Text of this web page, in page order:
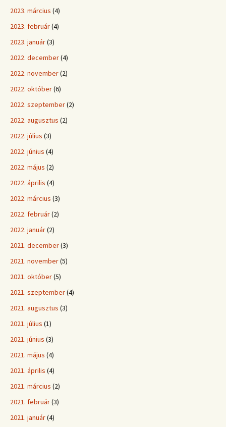
2023. március (4)
2023. február(4)
2023. január(3)
2022. december(4)
2022. november(2)
2022. október(6)
2022. szeptember(2)
2022. augusztus (2)
2022. július (3)
2022. június (4)
2022. május (2)
2022. április (4)
2022. március (3)
2022. február(2)
2022. január(2)
2021. december(3)
2021. november(5)
2021. október(5)
2021. szeptember(4)
2021. augusztus (3)
2021. július (1)
2021. június (3)
2021. május (4)
2021. április (4)
2021. március (2)
2021. február(3)
2021. január(4)